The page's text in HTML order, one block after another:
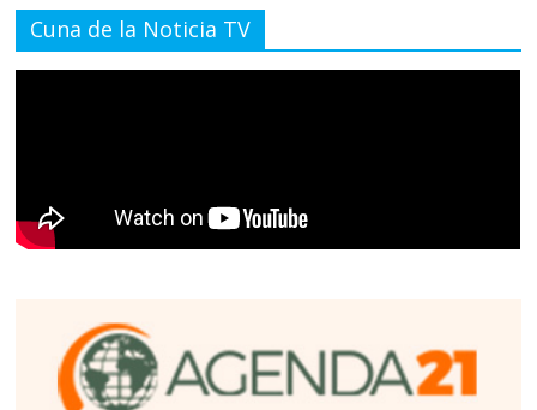
Cuna de la Noticia TV